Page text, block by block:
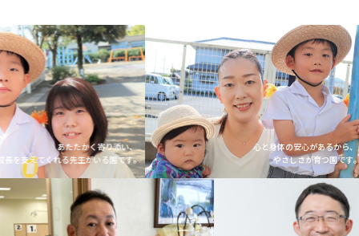
あたたかく寄り添い、
支えてくれる先生がいる園です｡
心と身体の安心があるから、
やさしさが育つ園です｡